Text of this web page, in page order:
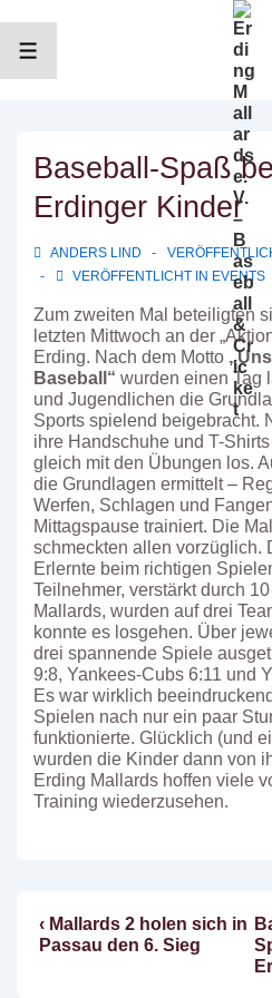
InhaltMENÜ
Baseball-Spaß
Erdinger Kinder
ANDERS LIND
VERÖFFENTLICHT IN EVENTS
Zum zweiten Mal beteiligten
letzten Mittwoch an der
Erding. Nach dem Motto
Baseball“ wurden einen Tag
und Jugendlichen die
Sports spielend beigebracht.
ihre Handschuhe und T-
gleich mit den Übungen los.
die Grundlagen ermittelt –
Werfen, Schlagen und
Mittagspause trainiert. Die
schmeckten allen vorzüglich.
Erlernte beim richtigen
Teilnehmer, verstärkt durch
Mallards, wurden auf drei
konnte es losgehen. Über
drei spannende Spiele
9:8, Yankees-Cubs 6:11 und
Es war wirklich
Spielen nach nur ein paar
funktionierte. Glücklich (und
wurden die Kinder dann von
Erding Mallards hoffen viele
Training wiederzusehen.
Vorheriger
Beitrag
‹ Mallards 2 holen sich in
Passau den 6. Sieg
ist